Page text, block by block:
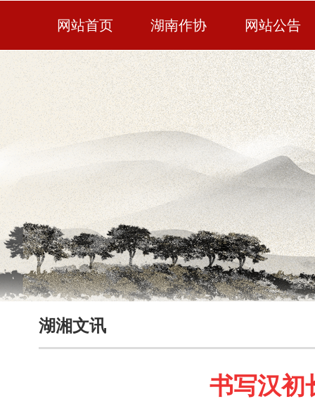
网站首页 湖南作协 网站公告
湖湘文讯
书写汉初